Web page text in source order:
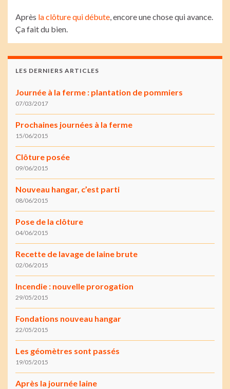
Après la clôture qui débute, encore une chose qui avance.
Ça fait du bien.
LES DERNIERS ARTICLES
Journée à la ferme : plantation de pommiers
07/03/2017
Prochaines journées à la ferme
15/06/2015
Clôture posée
09/06/2015
Nouveau hangar, c’est parti
08/06/2015
Pose de la clôture
04/06/2015
Recette de lavage de laine brute
02/06/2015
Incendie : nouvelle prorogation
29/05/2015
Fondations nouveau hangar
22/05/2015
Les géomètres sont passés
19/05/2015
Après la journée laine